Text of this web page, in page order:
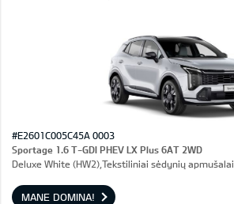
#E2601C005C45A 0003
Sportage 1.6 T-GDI PHEV LX Plus 6AT 2WD
Deluxe White (HW2),Tekstiliniai sėdynių apmušalai
MANE DOMINA!